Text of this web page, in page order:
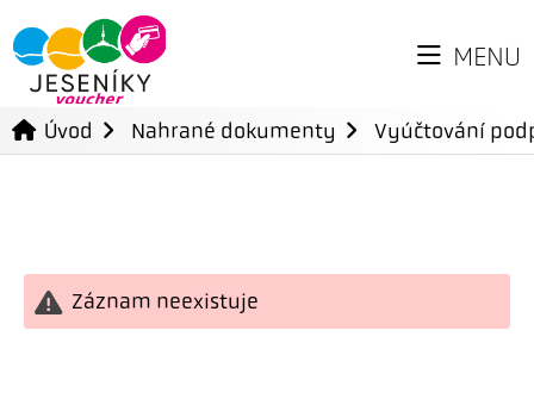
MENU
Úvod Nahrané dokumenty Vyúčtování
Záznam neexistuje